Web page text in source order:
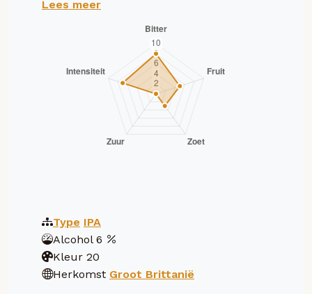
Lees meer
Type IPA
Alcohol 6
Kleur 20
Herkomst Groot Brittanië